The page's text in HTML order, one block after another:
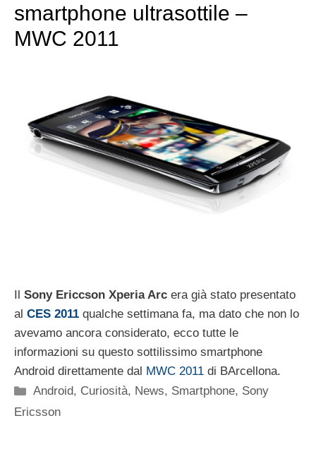
smartphone ultrasottile –
MWC 2011
Sony Ericcson Xperia Arc era già stato presentato
al CES 2011 qualche settimana fa, ma dato che non lo
avevamo ancora considerato, ecco tutte le
informazioni su questo sottilissimo smartphone
Android direttamente dal MWC 2011 di BArcellona.
Categorie
Android, Curiosità, News, Smartphone, Sony
Ericsson